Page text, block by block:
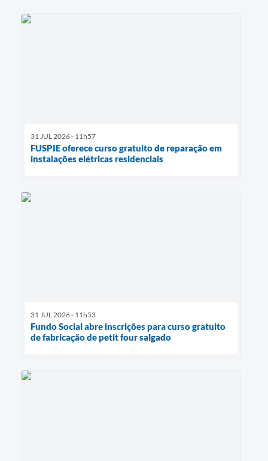
31 JUL 2026 - 11h57
FUSPIE oferece curso gratuito de reparação em
instalações elétricas residenciais
31 JUL 2026 - 11h53
Fundo Social abre inscrições para curso gratuito
de fabricação de petit four salgado